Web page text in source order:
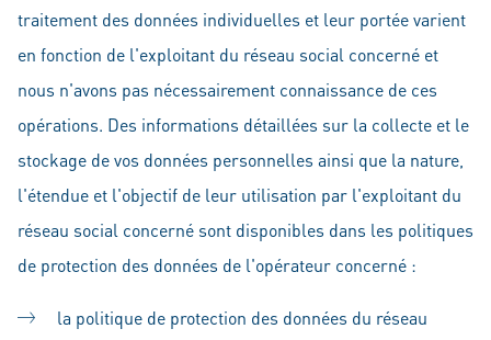
traitement des données individuelles et leur portée varient
en fonction de l'exploitant du réseau social concerné et
nous n'avons pas nécessairement connaissance de ces
opérations. Des informations détaillées sur la collecte et le
stockage de vos données personnelles ainsi que la nature,
l'étendue et l'objectif de leur utilisation par l'exploitant du
réseau social concerné sont disponibles dans les politiques
de protection des données de l'opérateur concerné :
la politique de protection des données du réseau